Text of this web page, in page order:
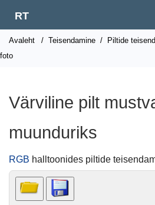
RT
Avaleht / Teisendamine / Piltide
foto
Värviline pilt
muunduriks
RGB halltoonides piltide